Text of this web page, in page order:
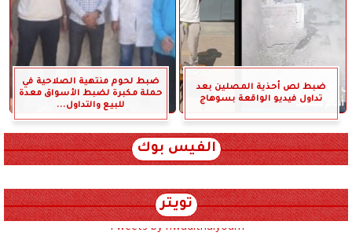
ضبط لص أحذية المصلين بعد
تداول فيديو الواقعة بسوهاج
ضبط لحوم منتهية الصلاحية في
حملة مكبرة لضبط الأسواق معدة
للبيع والتداول...
الفيس بوك
تويتر
Tweets by hwadithalyoum